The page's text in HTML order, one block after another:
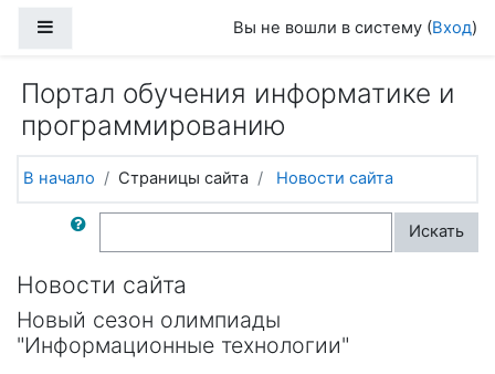
Вы не вошли в систему (Вход)
Портал обучения информатике и
программированию
В начало Страницы сайта Новости сайта
Поиск по форумам Искать
Новости сайта
Новый сезон олимпиады
"Информационные технологии"